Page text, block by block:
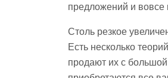
предложений и вовсе
Столь резкое
Есть несколько
продают их с большой